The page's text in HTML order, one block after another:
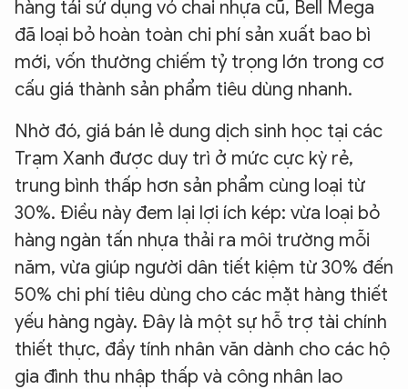
hàng tái sử dụng vỏ chai nhựa cũ, Bell Mega
đã loại bỏ hoàn toàn chi phí sản xuất bao bì
mới, vốn thường chiếm tỷ trọng lớn trong cơ
cấu giá thành sản phẩm tiêu dùng nhanh.
Nhờ đó, giá bán lẻ dung dịch sinh học tại các
Trạm Xanh được duy trì ở mức cực kỳ rẻ,
trung bình thấp hơn sản phẩm cùng loại từ
30%. Điều này đem lại lợi ích kép: vừa loại bỏ
hàng ngàn tấn nhựa thải ra môi trường mỗi
năm, vừa giúp người dân tiết kiệm từ 30% đến
50% chi phí tiêu dùng cho các mặt hàng thiết
yếu hàng ngày. Đây là một sự hỗ trợ tài chính
thiết thực, đầy tính nhân văn dành cho các hộ
gia đình thu nhập thấp và công nhân lao